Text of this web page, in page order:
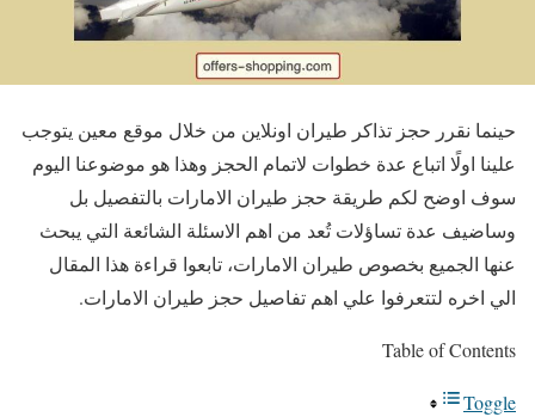
حينما نقرر حجز تذاكر طيران اونلاين من خلال موقع معين يتوجب
علينا اولًا اتباع عدة خطوات لاتمام الحجز وهذا هو موضوعنا اليوم
سوف اوضح لكم طريقة حجز طيران الامارات بالتفصيل بل
وساضيف عدة تساؤلات تُعد من اهم الاسئلة الشائعة التي يبحث
عنها الجميع بخصوص طيران الامارات، تابعوا قراءة هذا المقال
الي اخره لتتعرفوا علي اهم تفاصيل حجز طيران الامارات.
Table of Contents
Toggle